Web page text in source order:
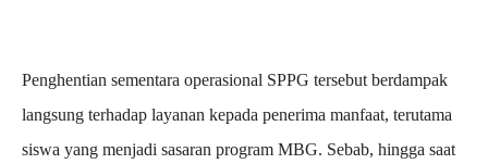
Penghentian sementara operasional SPPG tersebut berdampak
langsung terhadap layanan kepada penerima manfaat, terutama
siswa yang menjadi sasaran program MBG. Sebab, hingga saat